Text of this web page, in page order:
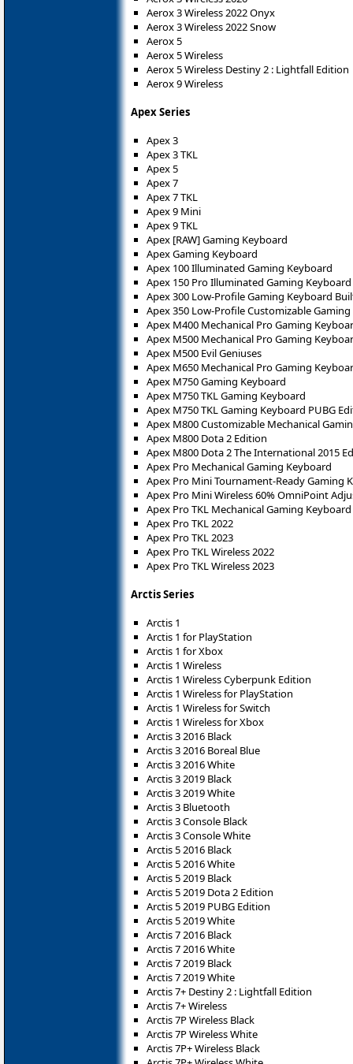
Aerox 3 Wireless 2022 Onyx
Aerox 3 Wireless 2022 Snow
Aerox 5
Aerox 5 Wireless
Aerox 5 Wireless Destiny 2 : Lightfall Edition
Aerox 9 Wireless
Apex Series
Apex 3
Apex 3 TKL
Apex 5
Apex 7
Apex 7 TKL
Apex 9 Mini
Apex 9 TKL
Apex [RAW] Gaming Keyboard
Apex Gaming Keyboard
Apex 100 Illuminated Gaming Keyboard
Apex 150 Pro Illuminated Gaming Keyboard
Apex 300 Low-Profile Gaming Keyboard
Apex 350 Low-Profile Customizable
Apex M400 Mechanical Pro Gaming
Apex M500 Mechanical Pro Gaming
Apex M500 Evil Geniuses
Apex M650 Mechanical Pro Gaming
Apex M750 Gaming Keyboard
Apex M750 TKL Gaming Keyboard
Apex M750 TKL Gaming Keyboard PUBG
Apex M800 Customizable Mechanical
Apex M800 Dota 2 Edition
Apex M800 Dota 2 The International 2015
Apex Pro Mechanical Gaming Keyboard
Apex Pro Mini Tournament-Ready Gaming
Apex Pro Mini Wireless 60% OmniPoint
Apex Pro TKL Mechanical Gaming Keyboard
Apex Pro TKL 2022
Apex Pro TKL 2023
Apex Pro TKL Wireless 2022
Apex Pro TKL Wireless 2023
Arctis Series
Arctis 1
Arctis 1 for PlayStation
Arctis 1 for Xbox
Arctis 1 Wireless
Arctis 1 Wireless Cyberpunk Edition
Arctis 1 Wireless for PlayStation
Arctis 1 Wireless for Switch
Arctis 1 Wireless for Xbox
Arctis 3 2016 Black
Arctis 3 2016 Boreal Blue
Arctis 3 2016 White
Arctis 3 2019 Black
Arctis 3 2019 White
Arctis 3 Bluetooth
Arctis 3 Console Black
Arctis 3 Console White
Arctis 5 2016 Black
Arctis 5 2016 White
Arctis 5 2019 Black
Arctis 5 2019 Dota 2 Edition
Arctis 5 2019 PUBG Edition
Arctis 5 2019 White
Arctis 7 2016 Black
Arctis 7 2016 White
Arctis 7 2019 Black
Arctis 7 2019 White
Arctis 7+ Destiny 2 : Lightfall Edition
Arctis 7+ Wireless
Arctis 7P Wireless Black
Arctis 7P Wireless White
Arctis 7P+ Wireless Black